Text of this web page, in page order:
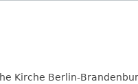
Kirche Berlin-